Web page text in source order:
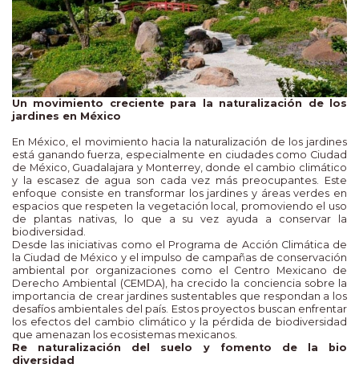
Un movimiento creciente para la naturalización de los
jardines en México
En México, el movimiento hacia la naturalización de los jardines
está ganando fuerza, especialmente en ciudades como Ciudad
de México, Guadalajara y Monterrey, donde el cambio climático
y la escasez de agua son cada vez más preocupantes. Este
enfoque consiste en transformar los jardines y áreas verdes en
espacios que respeten la vegetación local, promoviendo el uso
de plantas nativas, lo que a su vez ayuda a conservar la
biodiversidad.
Desde las iniciativas como el Programa de Acción Climática de
la Ciudad de México y el impulso de campañas de conservación
ambiental por organizaciones como el Centro Mexicano de
Derecho Ambiental (CEMDA), ha crecido la conciencia sobre la
importancia de crear jardines sustentables que respondan a los
desafíos ambientales del país. Estos proyectos buscan enfrentar
los efectos del cambio climático y la pérdida de biodiversidad
que amenazan los ecosistemas mexicanos.
Re naturalización del suelo y fomento de la bio
diversidad